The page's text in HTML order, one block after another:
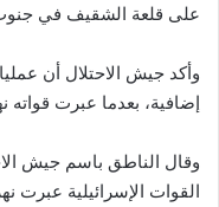
على قلعة الشقيف في
وأكد جيش الاحتلال أن
إضافية، بعدما عبرت قواته
وقال الناطق باسم جيش
القوات الإسرائيلية